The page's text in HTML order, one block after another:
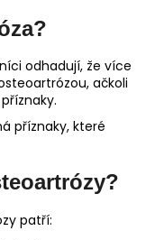
odhadují, že více
ačkoli
příznaky, které
patří: